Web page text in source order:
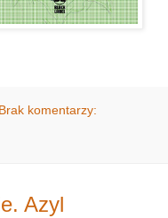
Brak komentarzy:
Azyl